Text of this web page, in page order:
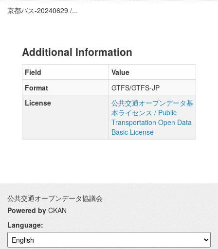
京都バス-20240629 /...
Additional Information
Field
Value
Format
GTFS/GTFS-JP
License
公共交通オープンデータ基
本ライセンス / Public
Transportation Open Data
Basic License
公共交通オープンデータ協議会
Powered by CKAN
Language